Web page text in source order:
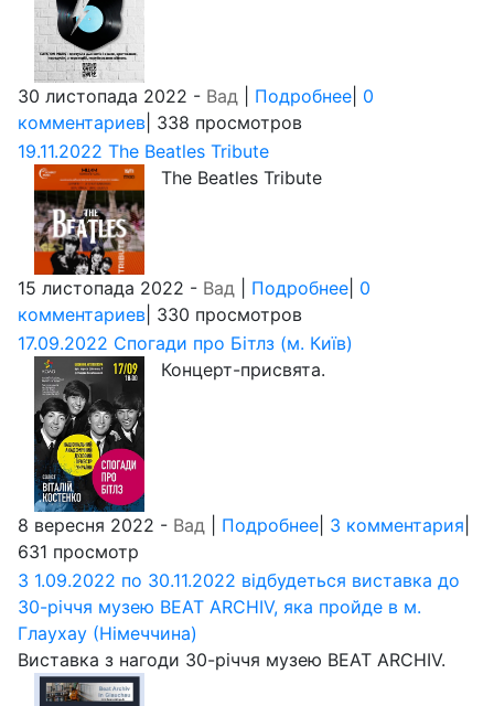
30 листопада 2022 - Вад Подробнее 0
комментариев | 338 просмотров
19.11.2022 The Beatles Tribute
The Beatles Tribute
15 листопада 2022 - Вад Подробнее 0
комментариев | 330 просмотров
17.09.2022 Спогади про Бітлз (м. Київ)
Концерт-присвята.
8 вересня 2022 - Вад Подробнее 3 комментария
631 просмотр
З 1.09.2022 по 30.11.2022 відбудеться виставка до
30-річчя музею BEAT ARCHIV, яка пройде в м.
Глаухау (Німеччина)
Виставка з нагоди 30-річчя музею BEAT ARCHIV.